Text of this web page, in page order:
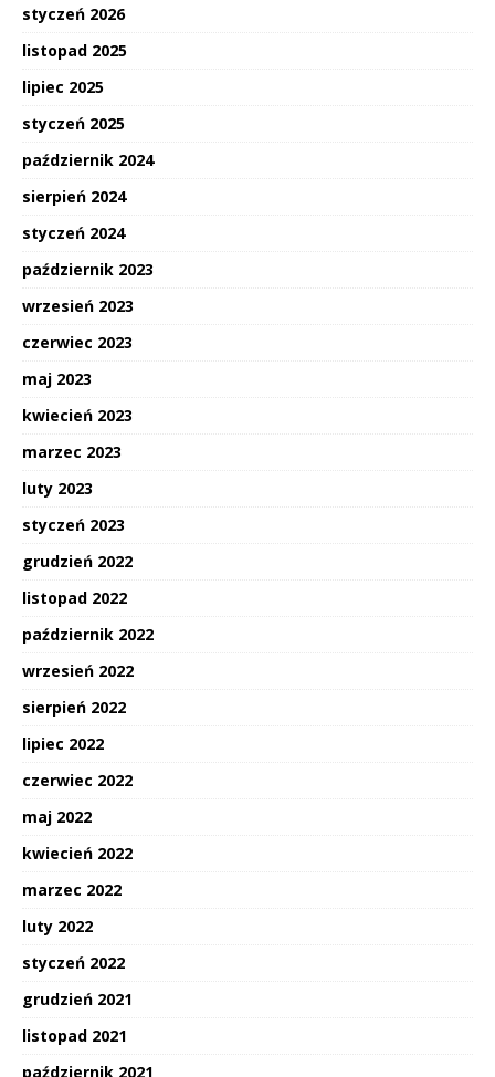
styczeń 2026
listopad 2025
lipiec 2025
styczeń 2025
październik 2024
sierpień 2024
styczeń 2024
październik 2023
wrzesień 2023
czerwiec 2023
maj 2023
kwiecień 2023
marzec 2023
luty 2023
styczeń 2023
grudzień 2022
listopad 2022
październik 2022
wrzesień 2022
sierpień 2022
lipiec 2022
czerwiec 2022
maj 2022
kwiecień 2022
marzec 2022
luty 2022
styczeń 2022
grudzień 2021
listopad 2021
październik 2021